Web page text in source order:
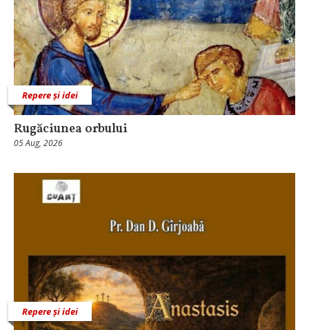
Repere și idei
Rugăciunea orbului
05 Aug, 2026
Repere și idei